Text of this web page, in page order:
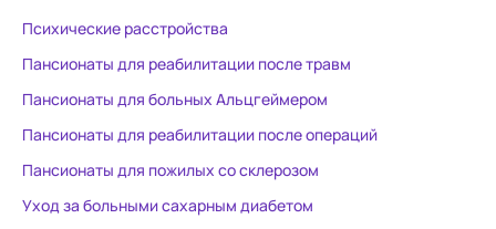
Психические расстройства
Пансионаты для реабилитации после травм
Пансионаты для больных Альцгеймером
Пансионаты для реабилитации после операций
Пансионаты для пожилых со склерозом
Уход за больными сахарным диабетом